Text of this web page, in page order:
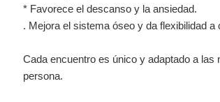
* Favorece el descanso y la ansiedad.
. Mejora el sistema óseo y da flexibilidad a
Cada encuentro es único y adaptado a las
persona.